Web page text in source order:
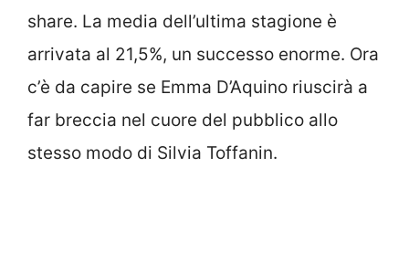
share. La media dell’ultima stagione è
arrivata al 21,5%, un successo enorme. Ora
c’è da capire se Emma D’Aquino riuscirà a
far breccia nel cuore del pubblico allo
stesso modo di Silvia Toffanin.